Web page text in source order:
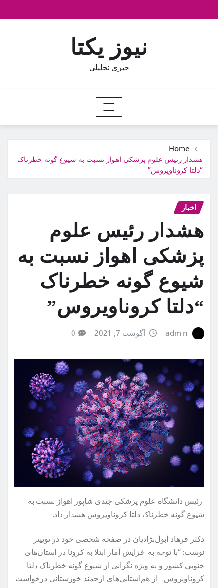
to
نیوز یکتا
خبری تحلیلی
Home
هشدار رئیس علوم پزشکی اهواز نسبت به شیوع گونه خطرناک
“دلتا کروناویروس”
اخبار
هشدار رئیس علوم
پزشکی اهواز نسبت به
شیوع گونه خطرناک
“دلتا کروناویروس”
admin آگوست 7, 2021 0
رئیس دانشگاه علوم پزشکی جندی شاپور اهواز نسبت به
شیوع گونه خطرناک دلتا کروناویروس هشدار داد.
دکتر فرهاد ابول‌نژادیان در صفحه شخصی خود در توییتر
نوشت: “با توجه به افزایش آمار ابتلا به کرونا در استان‌های
جنوبی کشور و به ویژه نگرانی از شیوع گونه خطرناک دلتا
کروناویروس، از هم‌استانی‌های ارجمند خوزستانی درخواست